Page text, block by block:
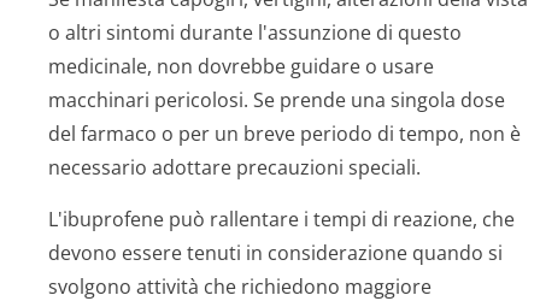
o altri sintomi durante l'assunzione di questo
medicinale, non dovrebbe guidare o usare
macchinari pericolosi. Se prende una singola dose
del farmaco o per un breve periodo di tempo, non è
necessario adottare precauzioni speciali.
L'ibuprofene può rallentare i tempi di reazione, che
devono essere tenuti in considerazione quando si
svolgono attività che richiedono maggiore